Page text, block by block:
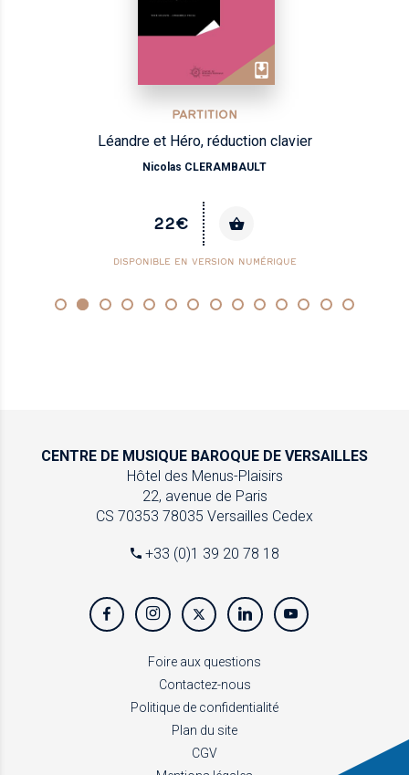
PARTITION
Léandre et Héro, réduction clavier
Nicolas CLERAMBAULT
22€
DISPONIBLE EN VERSION NUMÉRIQUE
CENTRE DE MUSIQUE BAROQUE DE VERSAILLES
Hôtel des Menus-Plaisirs
22, avenue de Paris
CS 70353 78035 Versailles Cedex
+33 (0)1 39 20 78 18
Foire aux questions
Contactez-nous
Politique de confidentialité
Plan du site
CGV